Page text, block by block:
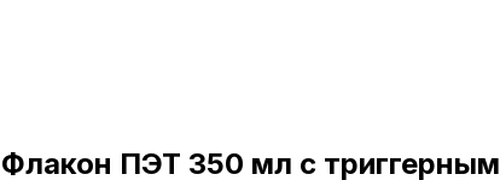
Флакон ПЭТ 350 мл с триггерным